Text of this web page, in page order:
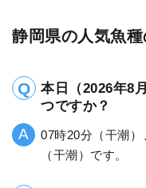
静岡県の人気魚
本日（2026年8
つですか？
07時20分（干潮
（干潮）です。